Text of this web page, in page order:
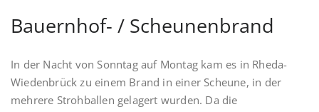
Bauernhof- / Scheunenbrand
In der Nacht von Sonntag auf Montag kam es in Rheda-
Wiedenbrück zu einem Brand in einer Scheune, in der
mehrere Strohballen gelagert wurden. Da die